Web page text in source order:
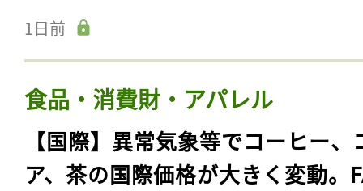
1日前
食品・消費財・アパレル
【国際】異常気象等でコーヒー、
ア、茶の国際価格が大きく変動。